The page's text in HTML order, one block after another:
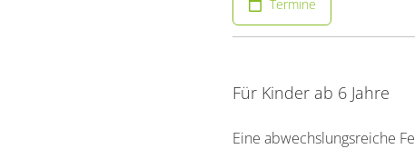
Termine
Für Kinder ab 6 Jahre
Eine abwechslungsreiche